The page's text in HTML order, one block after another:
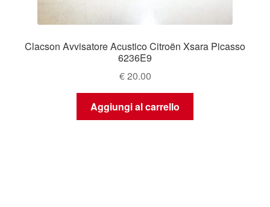
Clacson Avvisatore Acustico Citroën Xsara Picasso
6236E9
€20.00
Aggiungi al carrello